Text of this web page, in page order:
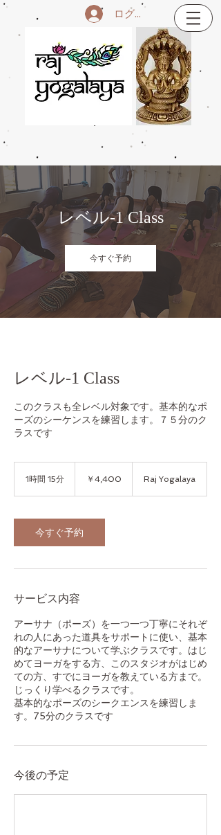
ログイン
レベル-1 Class
今すぐ予約
レベル-1 Class
このクラスも全レベル対象です。基本的なポ
ーズのシーケンスを練習します。７５分のク
ラスです
1時間 15分 ￥4,400 Raj Yogalaya
今すぐ予約
サービス内容
アーサナ（ポーズ）を一つ一つ丁寧にそれぞ
れの人にあった道具をサポートに使い、基本
的なアーサナについて学ぶクラスです。はじ
めてヨーガをする方、このスタジオがはじめ
ての方、すでにヨーガを教えている方まで。
じっくり学べるクラスです。
基本的なポーズのシークエンスを練習しま
す。75分のクラスです
今後の予定